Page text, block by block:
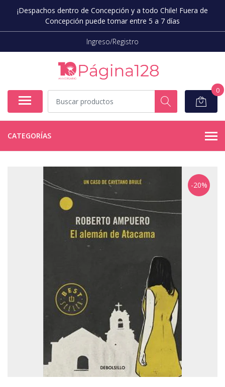
¡Despachos dentro de Concepción y a todo Chile! Fuera de
Concepción puede tomar entre 5 a 7 días
Ingreso/Registro
0
CATEGORÍAS
-20%